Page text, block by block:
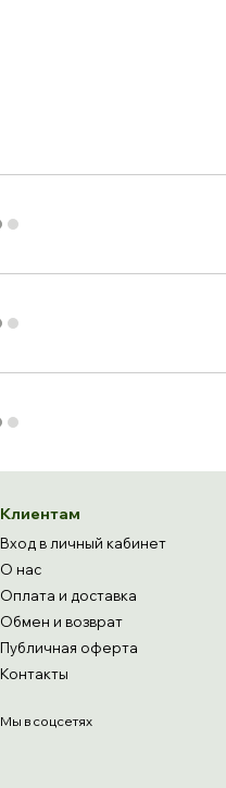
Клиентам
Вход в личный кабинет
О нас
Оплата и доставка
Обмен и возврат
Публичная оферта
Контакты
Мы в соцсетях